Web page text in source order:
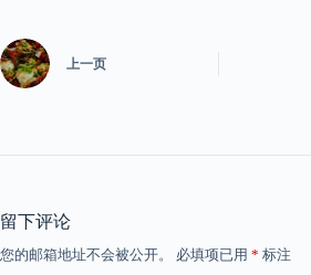
上一页
留下评论
您的邮箱地址不会被公开。 必填项已用 * 标注